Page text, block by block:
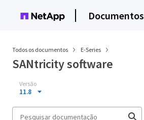
Documentos
Todos os documentos E-Series
SANtricity software
Versão
11.8